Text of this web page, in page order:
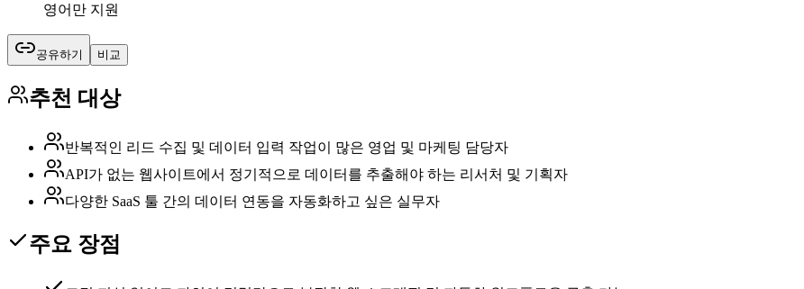
영어만 지원
공유하기 비교
추천 대상
반복적인 리드 수집 및 데이터 입력 작업이 많은 영업 및 마케팅 담당자
API가 없는 웹사이트에서 정기적으로 데이터를 추출해야 하는 리서처 및 기획자
다양한 SaaS 툴 간의 데이터 연동을 자동화하고 싶은 실무자
주요 장점